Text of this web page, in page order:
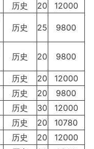
历史 20 12000
历史 25 9800
历史 20 9800
历史 20
12000
历史 20
9800
历史 30
12000
历史 20
10780
历史 20
12000